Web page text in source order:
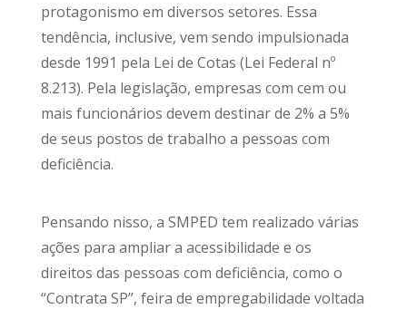
protagonismo em diversos setores. Essa
tendência, inclusive, vem sendo impulsionada
desde 1991 pela Lei de Cotas (Lei Federal nº
8.213). Pela legislação, empresas com cem ou
mais funcionários devem destinar de 2% a 5%
de seus postos de trabalho a pessoas com
deficiência.
Pensando nisso, a SMPED tem realizado várias
ações para ampliar a acessibilidade e os
direitos das pessoas com deficiência, como o
“Contrata SP”, feira de empregabilidade voltada